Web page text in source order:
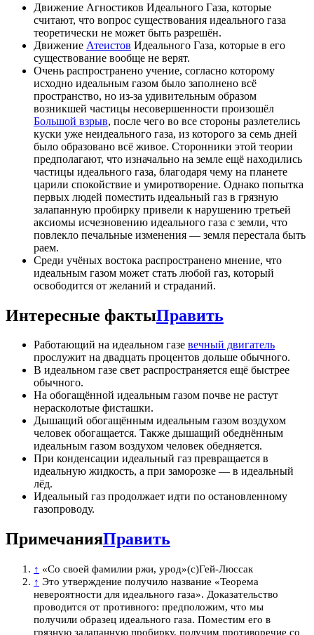
Движение Агностиков Идеального Газа, которые
считают, что вопрос существования идеального газа
теоретически не может быть разрешён.
Движение Атеистов Идеального Газа, которые в его
существование вообще не верят.
Очень распространено учение, согласно которому
исходно идеальным газом было заполнено всё
пространство, но из-за удивительным образом
возникшей частицы несовершенности произошёл
Большой взрыв, после чего во все стороны разлетелись
куски уже неидеального газа, из которого за семь дней
было образовано всё живое. Сторонники этой теории
предполагают, что изначально на земле ещё находились
частицы идеального газа, благодаря чему на планете
царили спокойствие и умиротворение. Однако попытка
первых людей поместить идеальный газ в грязную
залапанную пробирку привели к нарушению третьей
аксиомы исчезновению идеального газа с земли, что
повлекло печальные изменения — земля перестала быть
раем.
Среди учёных востока распространено мнение, что
идеальным газом может стать любой газ, который
освободится от желаний и страданий.
Интересные фактыПравить
Работающий на идеальном газе вечный двигатель
прослужит на двадцать процентов дольше обычного.
В идеальном газе свет распространяется ещё быстрее
обычного.
На обогащённой идеальным газом почве не растут
нерасколотые фисташки.
Дышащий обогащённым идеальным газом воздухом
человек обогащается. Также дышащий обеднённым
идеальным газом воздухом человек обедняется.
При конденсации идеальный газ превращается в
идеальную жидкость, а при заморозке — в идеальный
лёд.
Идеальный газ продолжает идти по остановленному
газопроводу.
ПримечанияПравить
↑ «Со своей фамилии ржи, урод»(с)Гей-Люссак
↑ Это утверждение получило название «Теорема
невероятности для идеального газа». Доказательство
проводится от противного: предположим, что мы
получили образец идеального газа. Поместим его в
грязную залапанную пробирку, получим противоречие со